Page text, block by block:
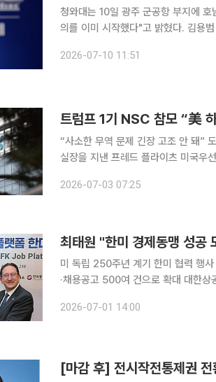
청와대는 10일 광주 군공항 부지에
의를 이미 시작했다"고 밝혔다. 김용범 청와대 정책실장은 이날 춘추관에서 기자들과 만나 "광주 군
2026-07-10 11:51
트럼프 1기 NSC 참모 “美
“사소한 무역 문제 긴장 고조 안 돼” 도널드 트럼프 미국 행정부 1기에서 국가안보회의(NSC) 비서
실장을 지낸 프레드 플라이츠 미국우
뉴스맥스에 기고한 글에서 “해당 보
2026-07-03 07:25
최태원 "한미 경제동맹 성공
미 독립 250주년 계기 한미 협력 행
·채용공고 500여 건으로 확대 대한상공회의소가 미국 독립 250주년 기념 '프리덤 250(Freedom
고도화에 나섰다. 대한상의는
2026-07-01 14:00
[마감 후] 전시작전통제권